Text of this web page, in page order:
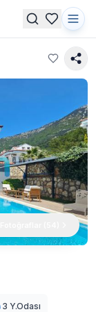
3 Y.Odası